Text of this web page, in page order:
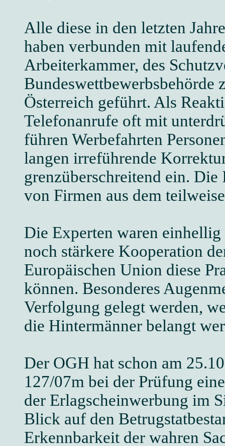
Alle diese in den letzten
haben verbunden mit
Arbeiterkammer, des
Bundeswettbewerbsbehörde
Österreich geführt. Als
Telefonanrufe oft mit
führen Werbefahrten
langen irreführende
grenzüberschreitend ein.
von Firmen aus dem
Die Experten waren
noch stärkere Kooperation
Europäischen Union diese
können. Besonderes
Verfolgung gelegt werden,
die Hintermänner belangt
Der OGH hat schon am
127/07m bei der Prüfung
der Erlagscheinwerbung im
Blick auf den
Erkennbarkeit der wahren